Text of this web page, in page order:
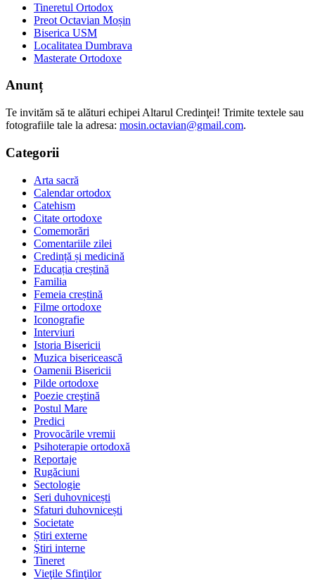
Tineretul Ortodox
Preot Octavian Moșin
Biserica USM
Localitatea Dumbrava
Masterate Ortodoxe
Anunț
Te invităm să te alături echipei Altarul Credinţei! Trimite textele sau
fotografiile tale la adresa: mosin.octavian@gmail.com.
Categorii
Arta sacră
Calendar ortodox
Catehism
Citate ortodoxe
Comemorări
Comentariile zilei
Credință și medicină
Educația creștină
Familia
Femeia creștină
Filme ortodoxe
Iconografie
Interviuri
Istoria Bisericii
Muzica bisericească
Oamenii Bisericii
Pilde ortodoxe
Poezie creştină
Postul Mare
Predici
Provocările vremii
Psihoterapie ortodoxă
Reportaje
Rugăciuni
Sectologie
Seri duhovnicești
Sfaturi duhovnicești
Societate
Știri externe
Ştiri interne
Tineret
Vieţile Sfinţilor